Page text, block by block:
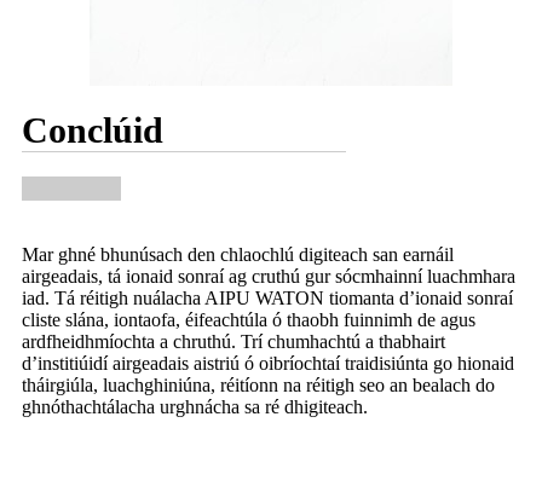
Conclúid
Mar ghné bhunúsach den chlaochlú digiteach san earnáil
airgeadais, tá ionaid sonraí ag cruthú gur sócmhainní luachmhara
iad. Tá réitigh nuálacha AIPU WATON tiomanta d’ionaid sonraí
cliste slána, iontaofa, éifeachtúla ó thaobh fuinnimh de agus
ardfheidhmíochta a chruthú. Trí chumhachtú a thabhairt
d’institiúidí airgeadais aistriú ó oibríochtaí traidisiúnta go hionaid
tháirgiúla, luachghiniúna, réitíonn na réitigh seo an bealach do
ghnóthachtálacha urghnácha sa ré dhigiteach.